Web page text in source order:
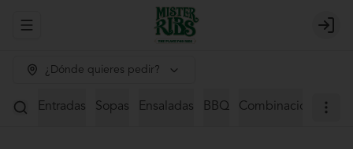
Abrir menu de navegación Login
¿Dónde quieres pedir?
Entradas Sopas Ensaladas BBQ Combinaciones